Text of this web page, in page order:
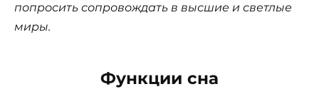
попросить сопровождать в высшие и светлые
миры.
Функции сна